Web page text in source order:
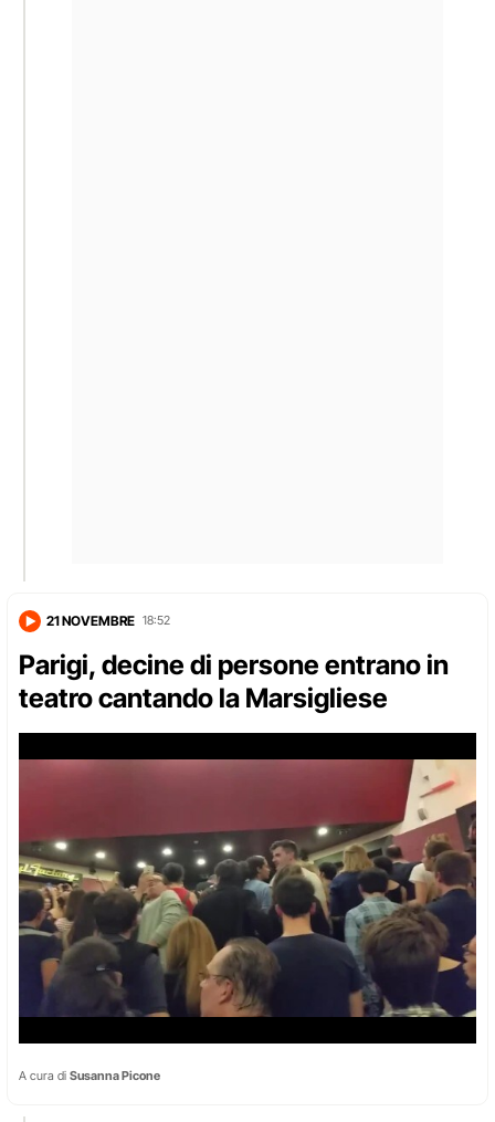
21 NOVEMBRE 18:52
Parigi, decine di persone entrano in
teatro cantando la Marsigliese
A cura di Susanna Picone